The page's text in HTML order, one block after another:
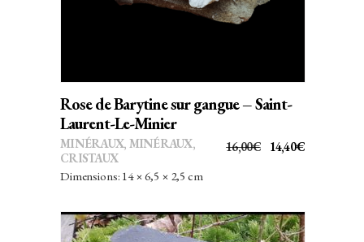
Rose de Barytine sur gangue – Saint-
Laurent-Le-Minier
16,00€
LE
ÉTAIT :
16,00€.
14,40€LE
EST :
14,40€.
MINÉRAUX, MINÉRAUX,
CRISTAUX
Dimensions: 14 × 6,5 × 2,5 cm